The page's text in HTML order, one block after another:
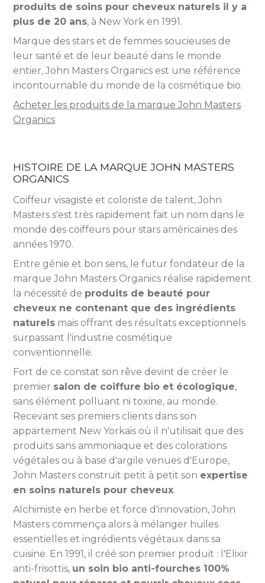
produits de soins pour cheveux naturels il y a
plus de 20 ans, à New York en 1991.
Marque des stars et de femmes soucieuses de
leur santé et de leur beauté dans le monde
entier, John Masters Organics est une référence
incontournable du monde de la cosmétique bio.
Acheter les produits de la marque John Masters
Organics
HISTOIRE DE LA MARQUE JOHN MASTERS
ORGANICS
Coiffeur visagiste et coloriste de talent, John
Masters s'est très rapidement fait un nom dans le
monde des coiffeurs pour stars américaines des
années 1970.
Entre génie et bon sens, le futur fondateur de la
marque John Masters Organics réalise rapidement
la nécessité de produits de beauté pour
cheveux ne contenant que des ingrédients
naturels mais offrant des résultats exceptionnels
surpassant l'industrie cosmétique
conventionnelle.
Fort de ce constat son rêve devint de créer le
premier salon de coiffure bio et écologique,
sans élément polluant ni toxine, au monde.
Recevant ses premiers clients dans son
appartement New Yorkais où il n'utilisait que des
produits sans ammoniaque et des colorations
végétales ou à base d'argile venues d'Europe,
John Masters construit petit à petit son expertise
en soins naturels pour cheveux.
Alchimiste en herbe et force d'innovation, John
Masters commença alors à mélanger huiles
essentielles et ingrédients végétaux dans sa
cuisine. En 1991, il créé son premier produit : l'Elixir
anti-frisottis, un soin bio anti-fourches 100%